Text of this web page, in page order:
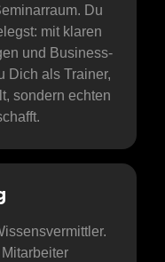
Du
mit klaren
und Business-
Dich als Trainer,
sondern echten